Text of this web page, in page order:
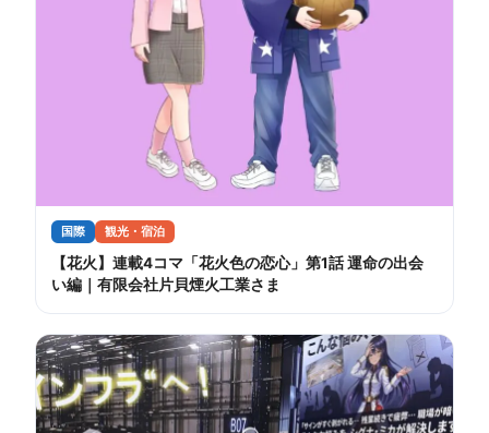
国際 観光・宿泊
【花火】連載4コマ「花火色の恋心」第1話 運命の出会
い編｜有限会社片貝煙火工業さま